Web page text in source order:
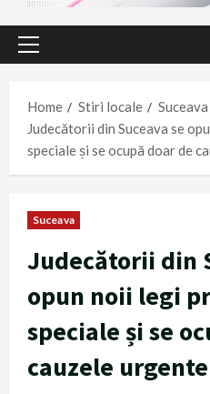
Primary
Home
Stiri locale
Suceava
Judecătorii din Suceava se
speciale și se ocupă doar de
Suceava
Judecătorii din
opun noii legi
speciale și se
cauzele